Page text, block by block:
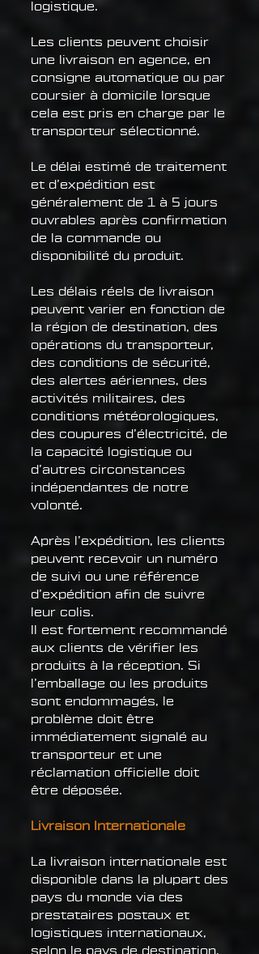
logistique.
Les clients peuvent choisir
une livraison en agence, en
consigne automatique ou par
coursier à domicile lorsque
cela est pris en charge par le
transporteur sélectionné.
Le délai estimé de traitement
et d’expédition est
généralement de 1 à 5 jours
ouvrables après confirmation
de la commande ou
disponibilité du produit.
Les délais réels de livraison
peuvent varier en fonction de
la région de destination, des
opérations du transporteur,
des conditions de sécurité,
des alertes aériennes, des
activités militaires, des
conditions météorologiques,
des coupures d’électricité, de
la capacité logistique ou
d’autres circonstances
indépendantes de notre
volonté.
Après l’expédition, les clients
peuvent recevoir un numéro
de suivi ou une référence
d’expédition afin de suivre
leur colis.
Il est fortement recommandé
aux clients de vérifier les
produits à la réception. Si
l’emballage ou les produits
sont endommagés, le
problème doit être
immédiatement signalé au
transporteur et une
réclamation officielle doit
être déposée.
Livraison Internationale
La livraison internationale est
disponible dans la plupart des
pays du monde via des
prestataires postaux et
logistiques internationaux,
selon le pays de destination,